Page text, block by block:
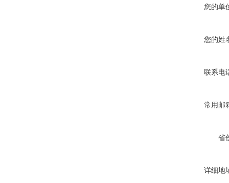
您的单
您的姓
联系电
常用邮
省
详细地